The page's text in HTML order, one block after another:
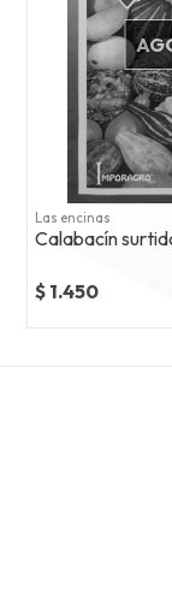
Las encinas
Calabacín
$ 1.450